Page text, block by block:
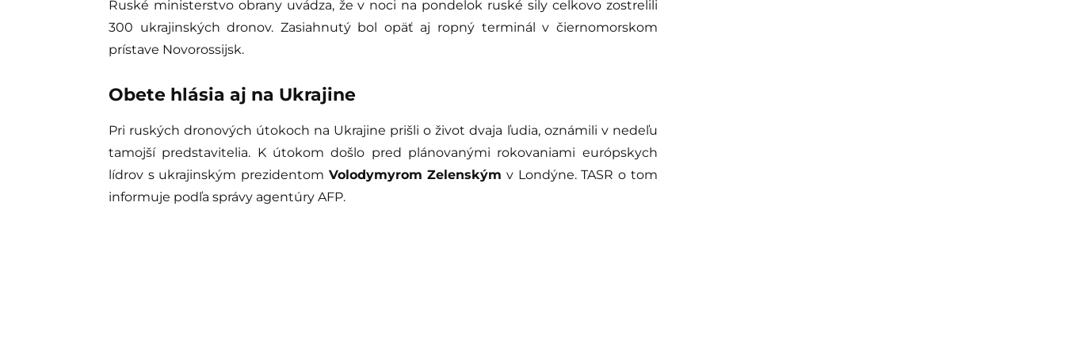
Ruské ministerstvo obrany uvádza, že v noci na pondelok ruské sily celkovo zostrelili
300 ukrajinských dronov. Zasiahnutý bol opäť aj ropný terminál v čiernomorskom
prístave Novorossijsk.
Obete hlásia aj na Ukrajine
Pri ruských dronových útokoch na Ukrajine prišli o život dvaja ľudia, oznámili v nedeľu
tamojší predstavitelia. K útokom došlo pred plánovanými rokovaniami európskych
lídrov s ukrajinským prezidentom Volodymyrom Zelenským v Londýne. TASR o tom
informuje podľa správy agentúry AFP.